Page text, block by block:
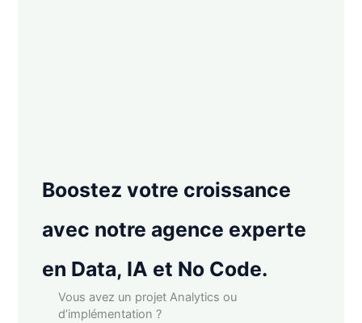
Boostez votre croissance
avec notre agence experte
en Data, IA et No Code.
Vous avez un projet Analytics ou
d’implémentation ?